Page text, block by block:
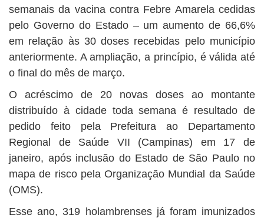
semanais da vacina contra Febre Amarela cedidas
pelo Governo do Estado – um aumento de 66,6%
em relação às 30 doses recebidas pelo município
anteriormente. A ampliação, a princípio, é válida até
o final do mês de março.
O acréscimo de 20 novas doses ao montante
distribuído à cidade toda semana é resultado de
pedido feito pela Prefeitura ao Departamento
Regional de Saúde VII (Campinas) em 17 de
janeiro, após inclusão do Estado de São Paulo no
mapa de risco pela Organização Mundial da Saúde
(OMS).
Esse ano, 319 holambrenses já foram imunizados